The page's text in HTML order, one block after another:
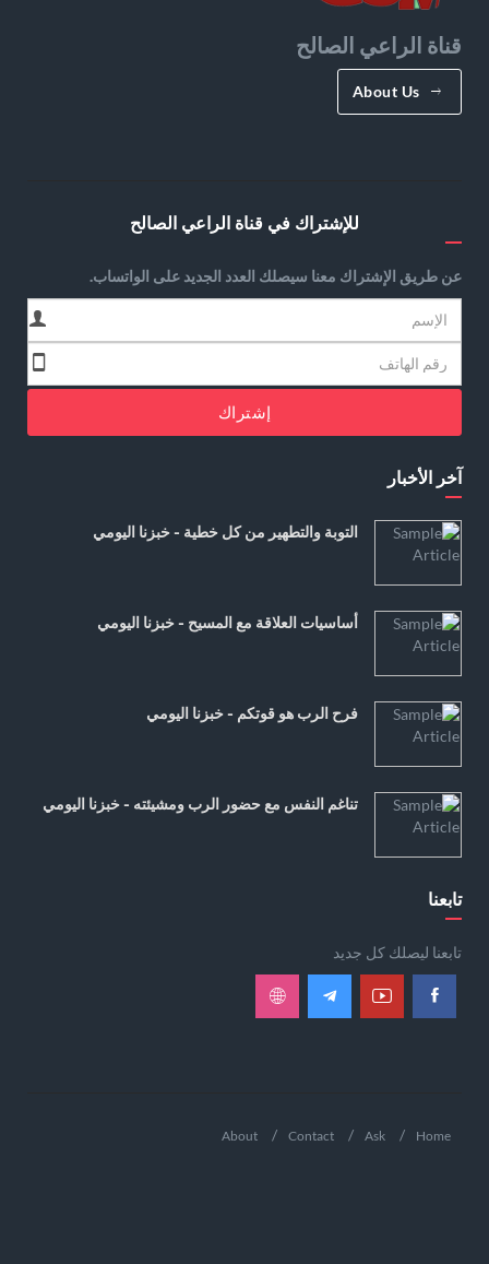
قناة الراعي الصالح
About Us
للإشتراك في قناة الراعي الصالح
عن طريق الإشتراك معنا سيصلك العدد الجديد على الواتساب.
إشتراك
آخر الأخبار
التوبة والتطهير من كل خطية - خبزنا اليومي
أساسيات العلاقة مع المسيح - خبزنا اليومي
فرح الرب هو قوتكم - خبزنا اليومي
تناغم النفس مع حضور الرب ومشيئته - خبزنا اليومي
تابعنا
تابعنا ليصلك كل جديد
Home
Ask
Contact
About